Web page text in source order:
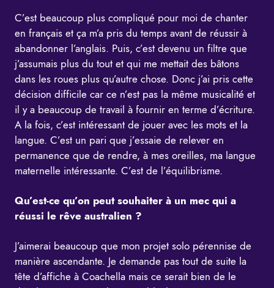
C’est beaucoup plus compliqué pour moi de chanter
en français et ça m’a pris du temps avant de réussir à
abandonner l’anglais. Puis, c’est devenu un filtre que
j’assumais plus du tout et qui me mettait des bâtons
dans les roues plus qu’autre chose. Donc j’ai pris cette
décision difficile car ce n’est pas la même musicalité et
il y a beaucoup de travail à fournir en terme d’écriture.
A la fois, c’est intéressant de jouer avec les mots et la
langue. C’est un pari que j’essaie de relever en
permanence que de rendre, à mes oreilles, ma langue
maternelle intéressante. C’est de l’équilibrisme.
Qu’est-ce qu’on peut souhaiter à un mec qui a
réussi le rêve australien ?
J’aimerai beaucoup que mon projet solo pérennise de
manière ascendante. Je demande pas tout de suite la
tête d’affiche à Coachella mais ce serait bien de le